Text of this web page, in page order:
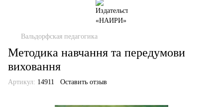
Вальдорфская педагогика
Методика навчання та передумови
виховання
Артикул: 14911 Оставить отзыв